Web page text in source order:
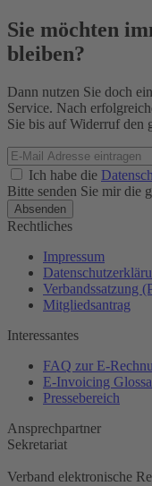
Sie möchten
bleiben?
Dann nutzen Sie doch
Service. Nach
Sie bis auf Widerruf den
Ich habe die
Bitte senden Sie mir die
Rechtliches
Impressum
Verbandssatzung
Mitgliedsantrag
Interessantes
FAQ zur E-
E-Invoicing
Pressebereich
Ansprechpartner
Sekretariat
Verband elektronische